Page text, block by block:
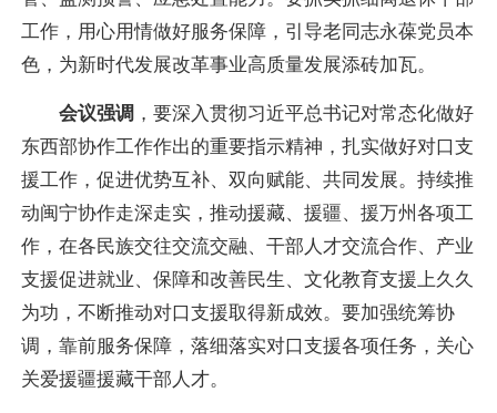
工作，用心用情做好服务保障，引导老同志永葆党员本
色，为新时代发展改革事业高质量发展添砖加瓦。
会议强调 ，要深入贯彻习近平总书记对常态化做好
东西部协作工作作出的重要指示精神，扎实做好对口支
援工作，促进优势互补、双向赋能、共同发展。持续推
动闽宁协作走深走实，推动援藏、援疆、援万州各项工
作，在各民族交往交流交融、干部人才交流合作、产业
支援促进就业、保障和改善民生、文化教育支援上久久
为功，不断推动对口支援取得新成效。要加强统筹协
调，靠前服务保障，落细落实对口支援各项任务，关心
关爱援疆援藏干部人才。